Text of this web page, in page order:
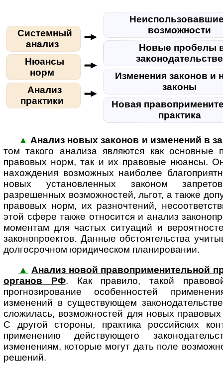
Системный
анализ
Нюансы
норм
Анализ
практики
возможности
Новые пробелы
Изменения законов и
законы
Новая
практика
▲ Анализ новых законов и изменений в
том та­ко­го анализа являются как
правовых норм, так и их правовые нюансы.
нахождения возможных наиболее
новых установленных законом
разрешенных возможностей, льгот, а также
правовых норм, их разночтений,
этой сфере также относится и анализ
моментам для частых ситуаций и
законопроектов. Данные обстоятельства
долгосрочном юридическом планировании.
▲ Анализ новой правоприменительной
органов РФ. Как правило, такой
прогнозирование особенностей
изменений в существующем
сложилась, возможностей для новых
С другой стороны, практика российских
применению действующего
изменениям, которые могут дать поле
решений.